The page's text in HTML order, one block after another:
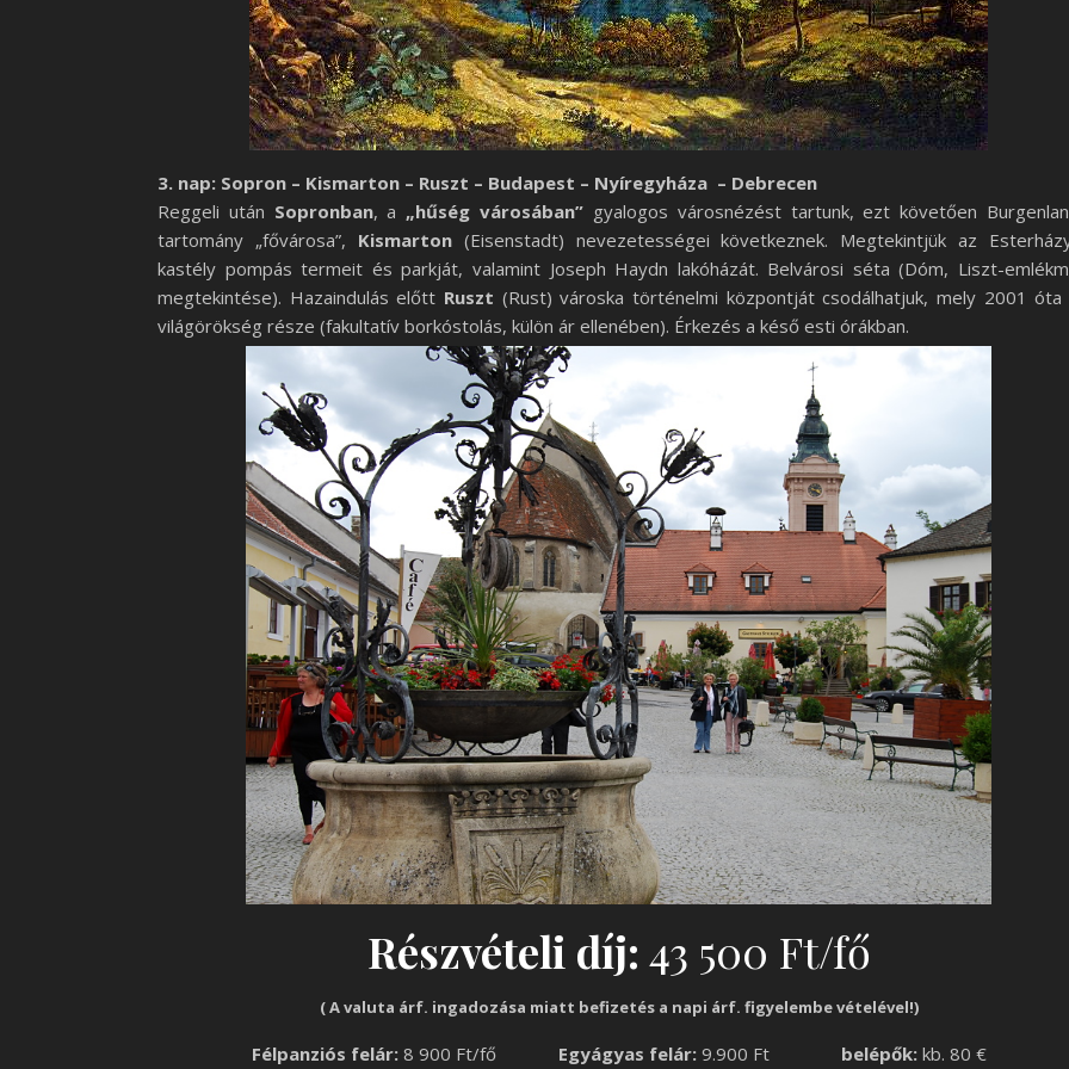
3. nap: Sopron – Kismarton – Ruszt – Budapest – Nyíregyháza – Debrecen
Reggeli után Sopronban, a „hűség városában” gyalogos városnézést tartunk, ezt követően
tartomány „fővárosa”, Kismarton(Eisenstadt) nevezetességei következnek. Megtekintjük az
kastély pompás termeit és parkját, valamint Joseph Haydn lakóházát. Belvárosi séta (Dóm, Liszt-
megtekintése). Hazaindulás előtt Ruszt (Rust) városka történelmi központját csodálhatjuk, mely 2001 óta
világörökség része (fakultatív borkóstolás, külön ár ellenében). Érkezés a késő esti órákban.
Részvételi díj: 43 500 Ft/fő
( A valuta árf. ingadozása miatt befizetés a napi árf. figyelembe vételével!)
Félpanziós felár:8 900 Ft/fő Egyágyas felár: 9.900 Ft belépők:kb. 80 €